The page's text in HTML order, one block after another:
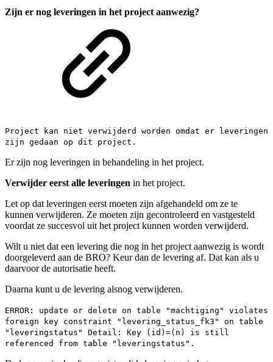
Zijn er nog leveringen in het project aanwezig?
Project kan niet verwijderd worden omdat er leveringen
zijn gedaan op dit project.
Er zijn nog leveringen in behandeling in het project.
Verwijder eerst alle leveringen in het project.
Let op dat leveringen eerst moeten zijn afgehandeld om ze te
kunnen verwijderen. Ze moeten zijn gecontroleerd en vastgesteld
voordat ze succesvol uit het project kunnen worden verwijderd.
Wilt u niet dat een levering die nog in het project aanwezig is wordt
doorgeleverd aan de BRO? Keur dan de levering af. Dat kan als u
daarvoor de autorisatie heeft.
Daarna kunt u de levering alsnog verwijderen.
ERROR: update or delete on table "machtiging" violates
foreign key constraint "levering_status_fk3" on table
"leveringstatus" Detail: Key (id)=(n) is still
referenced from table "leveringstatus".